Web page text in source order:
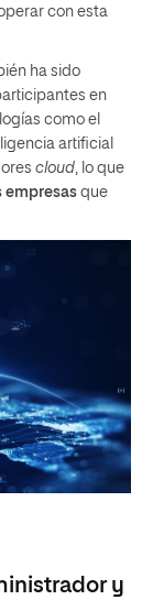
con esta
ha sido
en
como el
artificial
cloud, lo que
empresas que
y